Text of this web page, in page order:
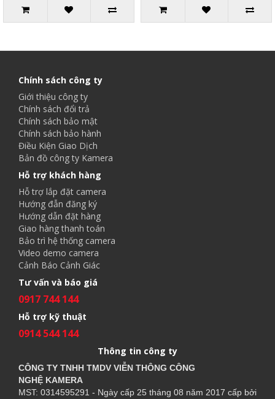
Chính sách công ty
Giới thiệu công ty
Chính sách đổi trả
Chính sách bảo mật
Chính sách bảo hành
Điều Kiện Giao Dịch
Bản đồ công ty Kamera
Hỗ trợ khách hàng
Hỗ trợ lắp đặt camera
Hướng đẫn đăng ký
Hướng dẫn đặt hàng
Giao hàng thanh toán
Bảo trì hệ thống camera
Video demo camera
Cảnh Báo Cảnh Giác
Tư vấn và báo giá
0917 744 144
Hỗ trợ kỹ thuật
0914 544 144
Thông tin công ty
CÔNG TY TNHH TMDV VIỄN THÔNG CÔNG
NGHỆ KAMERA
MST: 0314595291 - Ngày cấp 25 tháng 08 năm 2017 cấp bởi